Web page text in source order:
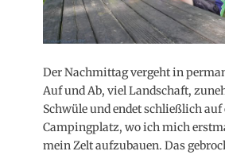
Der Nachmittag vergeht in
Auf und Ab, viel Landschaft,
Schwüle und endet schließlich auf
Campingplatz, wo ich mich
mein Zelt aufzubauen. Das